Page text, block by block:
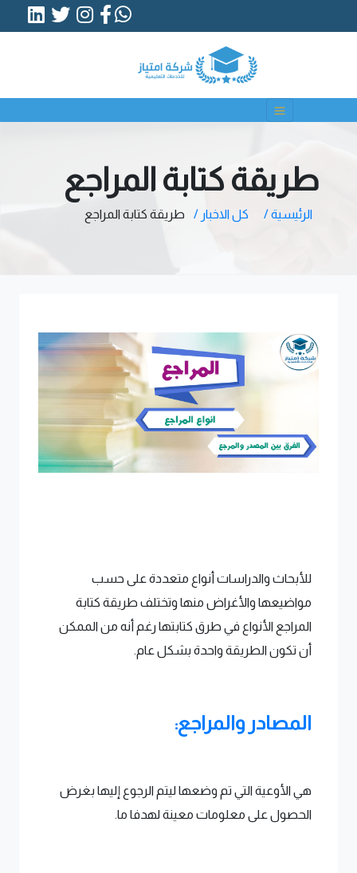
طريقة كتابة المراجع
الرئيسية / كل الاخبار / طريقة كتابة المراجع
للأبحاث والدراسات أنواع متعددة على حسب
مواضيعها والأغراض منها وتختلف طريقة كتابة
المراجع الأنواع في طرق كتابتها رغم أنه من الممكن
أن تكون الطريقة واحدة بشكل عام.
المصادر والمراجع:
هي الأوعية التي تم وضعها ليتم الرجوع إليها بغرض
الحصول على معلومات معينة لهدفا ما.